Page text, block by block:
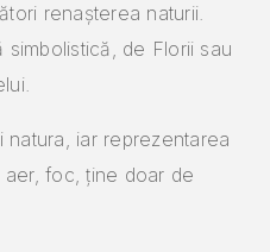
renașterea naturii.
de Florii sau
iar reprezentarea
foc, ține doar de